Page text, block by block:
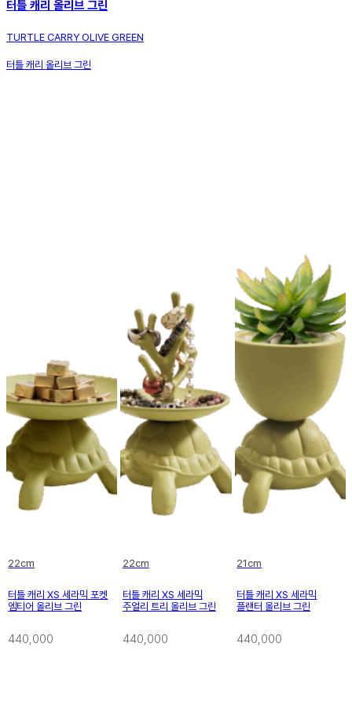
터틀 캐리 올리브 그린
TURTLE CARRY OLIVE GREEN
터틀 캐리 올리브 그린
22cm
터틀 캐리 XS 세라믹 포켓
엠티어 올리브 그린
440,000
22cm
터틀 캐리 XS 세라믹
주얼리 트리 올리브 그린
440,000
21cm
터틀 캐리 XS 세라믹
플랜터 올리브 그린
440,000